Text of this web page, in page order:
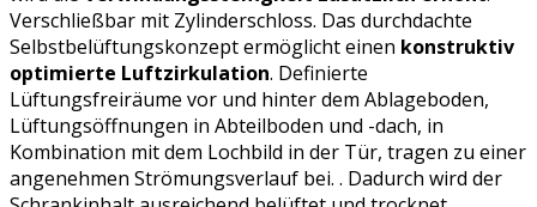
Verschließbar mit Zylinderschloss. Das durchdachte
Selbstbelüftungskonzept ermöglicht einen konstruktiv
optimierte Luftzirkulation. Definierte
Lüftungsfreiräume vor und hinter dem Ablageboden,
Lüftungsöffnungen in Abteilboden und -dach, in
Kombination mit dem Lochbild in der Tür, tragen zu einer
angenehmen Strömungsverlauf bei. . Dadurch wird der